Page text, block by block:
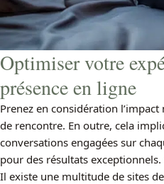
Optimiser votre
présence en ligne
Prenez en considération
de rencontre. En outre, cela
conversations engagées sur
pour des résultats
Il existe une multitude de sites